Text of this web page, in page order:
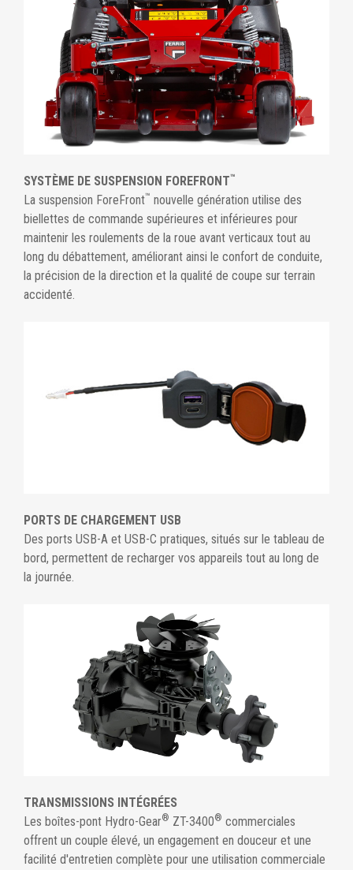
SYSTÈME DE SUSPENSION FOREFRONT™
La suspension ForeFront™ nouvelle génération utilise des
biellettes de commande supérieures et inférieures pour
maintenir les roulements de la roue avant verticaux tout au
long du débattement, améliorant ainsi le confort de conduite,
la précision de la direction et la qualité de coupe sur terrain
accidenté.
PORTS DE CHARGEMENT USB
Des ports USB-A et USB-C pratiques, situés sur le tableau de
bord, permettent de recharger vos appareils tout au long de
la journée.
TRANSMISSIONS INTÉGRÉES
Les boîtes-pont Hydro-Gear® ZT-3400® commerciales
offrent un couple élevé, un engagement en douceur et une
facilité d'entretien complète pour une utilisation commerciale